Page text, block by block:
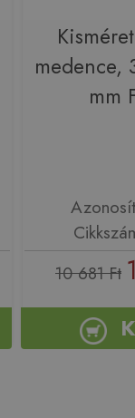
medence,
mm
10 681 Ft